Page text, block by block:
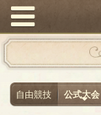
自由競技 公式大会